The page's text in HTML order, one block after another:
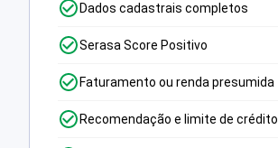
Dados cadastrais completos
Serasa Score Positivo
Faturamento ou renda presumida
Recomendação e limite de crédito